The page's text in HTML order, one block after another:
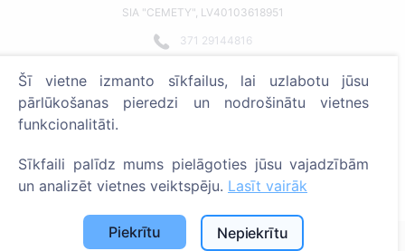
SIA "CEMETY", LV40103618951
371 29144816
Strādājam visā Latvijā!
Administratoriem
© 2013 - 2026 Cemety Visas tiesības aizsargātas
Šī vietne izmanto sīkfailus, lai uzlabotu jūsu
pārlūkošanas pieredzi un nodrošinātu vietnes
funkcionalitāti.
Sīkfaili palīdz mums pielāgoties jūsu vajadzībām
un analizēt vietnes veiktspēju. Lasīt vairāk
Piekrītu Nepiekrītu